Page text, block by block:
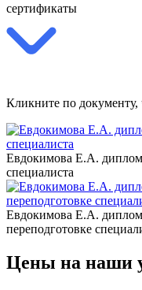
сертификаты
Кликните по
Евдокимова Е.А. диплом
специалиста
Евдокимова Е.А.
переподготовке
Цены на наши